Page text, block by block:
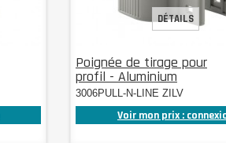
Poignée de tirage pour
profil - Aluminium
3006PULL-N-LINE ZILV
Voir mon prix :
DÉTAILS